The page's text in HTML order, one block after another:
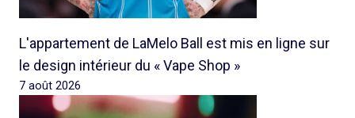
L'appartement de LaMelo Ball est mis en ligne sur
le design intérieur du « Vape Shop »
7 août 2026